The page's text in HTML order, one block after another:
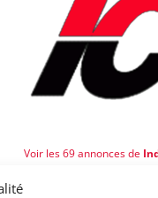
Voir les 69 annonces de